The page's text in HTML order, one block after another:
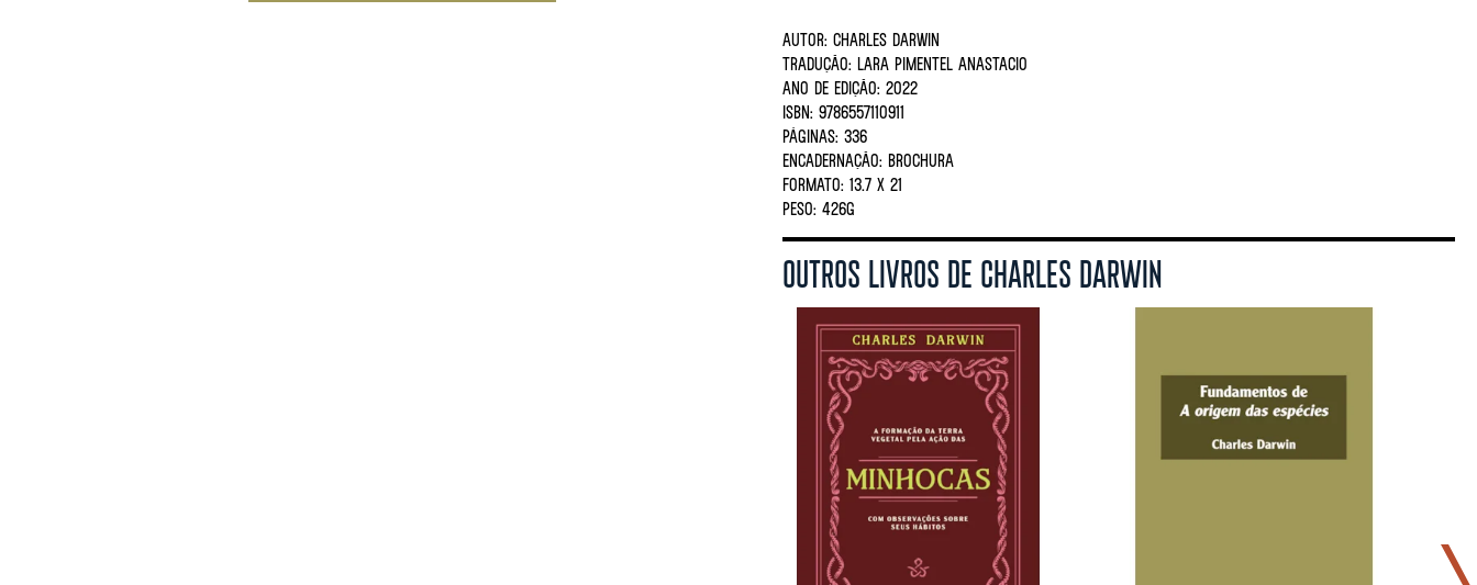
AUTOR: CHARLES DARWIN
TRADUÇÃO: LARA PIMENTEL ANASTACIO
ANO DE EDIÇÃO: 2022
ISBN: 9786557110911
PÁGINAS: 336
ENCADERNAÇÃO: BROCHURA
FORMATO: 13.7 X 21
PESO: 426G
OUTROS LIVROS DE CHARLES DARWIN